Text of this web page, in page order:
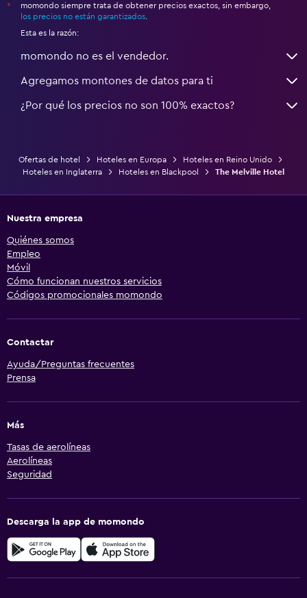
*
momondo siempre trata de obtener precios exactos, sin embargo,
los precios no están garantizados
Esta es la razón:
momondo no es el vendedor.
Agregamos montones de datos para ti
¿Por qué los precios no son 100% exactos?
Ofertas de hotel Hoteles en Europa
Hoteles en Reino Unido
Hoteles en Inglaterra
Hoteles en Blackpool The Melville Hotel
Nuestra empresa
Quiénes somos
Empleo
Móvil
Cómo funcionan nuestros servicios
Códigos promocionales momondo
Contactar
Ayuda/Preguntas frecuentes
Prensa
Más
Tasas de aerolíneas
Aerolíneas
Seguridad
Descarga la app de momondo